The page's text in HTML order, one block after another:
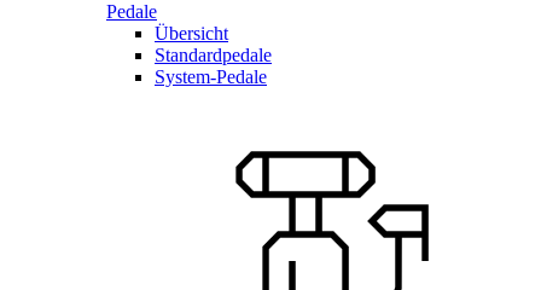
Pedale
Übersicht
Standardpedale
System-Pedale